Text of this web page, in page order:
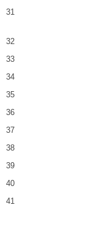
31
32
33
34
35
36
37
38
39
40
41